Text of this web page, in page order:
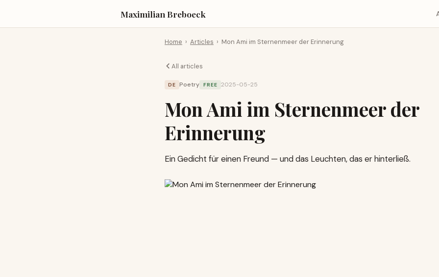
Maximilian Breboeck
Home › Articles › Mon Ami im Sternenmeer der Erinnerung
All articles
DE Poetry FREE 2025-05-25
Mon Ami im Sternenmeer der
Erinnerung
Ein Gedicht für einen Freund — und das Leuchten, das er hinterließ.